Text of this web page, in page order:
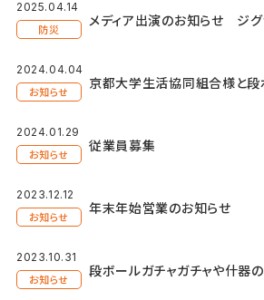
2025.04.14
防災 メディア出演のお知らせ ジ
2024.04.04
お知らせ 京都大学生活協同組合様と
2024.01.29
お知らせ 従業員募集
2023.12.12
お知らせ 年末年始営業のお知らせ
2023.10.31
お知らせ 段ボールガチャガチャや什器